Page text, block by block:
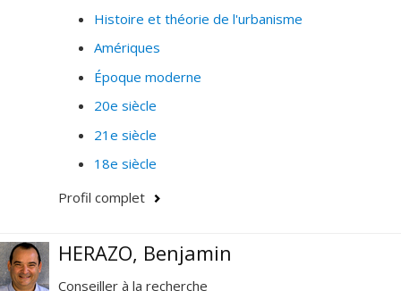
Histoire et théorie de l'urbanisme
Amériques
Époque moderne
20e siècle
21e siècle
18e siècle
Profil complet
HERAZO, Benjamin
Conseiller à la recherche